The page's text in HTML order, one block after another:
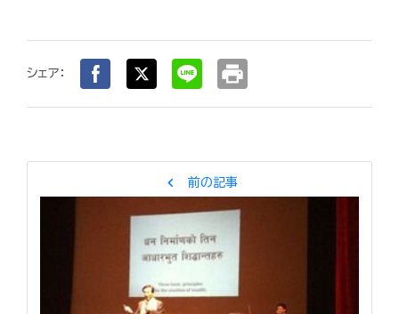
シェア： print
chevron_left 前の記事